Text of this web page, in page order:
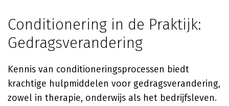
Conditionering in de Praktijk:
Gedragsverandering
Kennis van conditioneringsprocessen biedt
krachtige hulpmiddelen voor gedragsverandering,
zowel in therapie, onderwijs als het bedrijfsleven.